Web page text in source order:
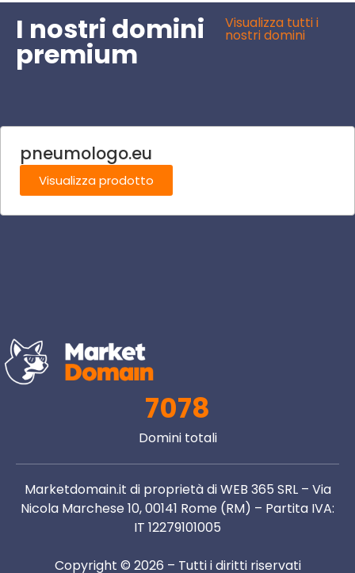
I nostri domini
premium
Visualizza tutti i
nostri domini
pneumologo.eu
Visualizza prodotto
7078
Domini totali
Marketdomain.it di proprietà di WEB 365 SRL – Via
Nicola Marchese 10, 00141 Rome (RM) – Partita IVA:
IT 12279101005
Copyright © 2026 – Tutti i diritti riservati